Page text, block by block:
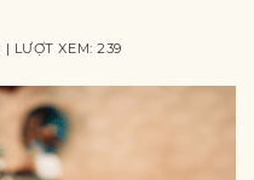
| LƯỢT XEM: 239